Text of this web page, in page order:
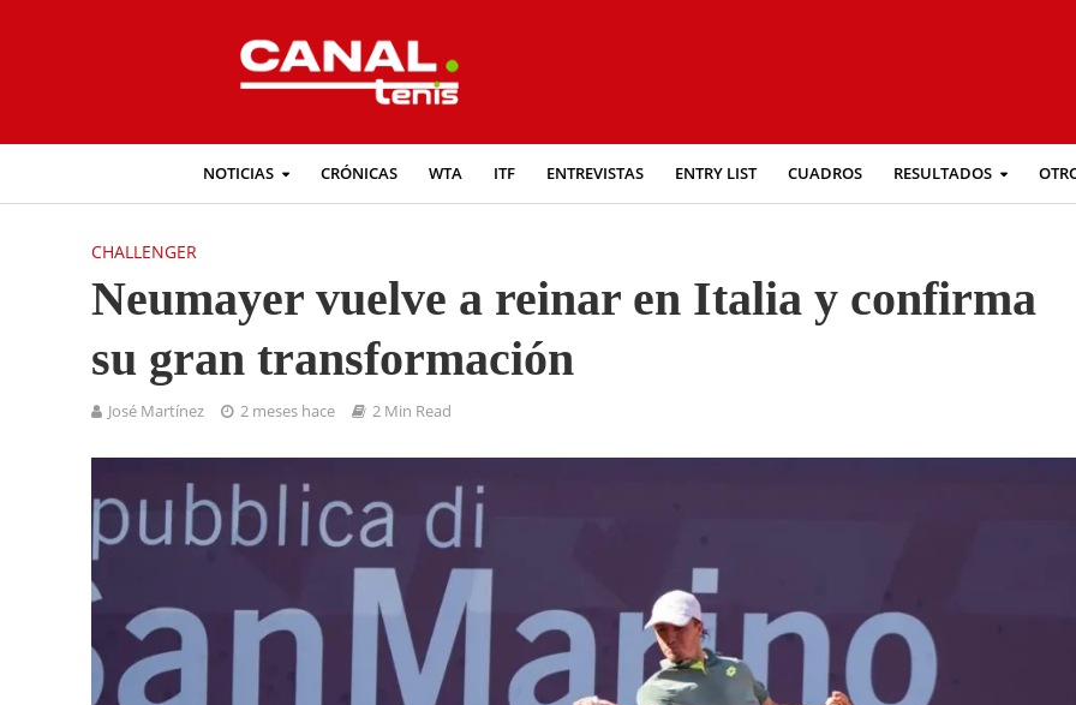
NOTICIAS CRÓNICAS WTA ITF ENTREVISTAS ENTRY LIST CUADROS RESULTADOS
CHALLENGER
Neumayer vuelve a reinar en Italia y confirma
su gran transformación
José Martínez 2 meses hace 2 Min Read